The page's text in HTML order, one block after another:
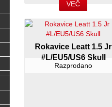
VEČ
Razprodano
Rokavice Leatt 1.5 Jr
#L/EU5/US6 Skull